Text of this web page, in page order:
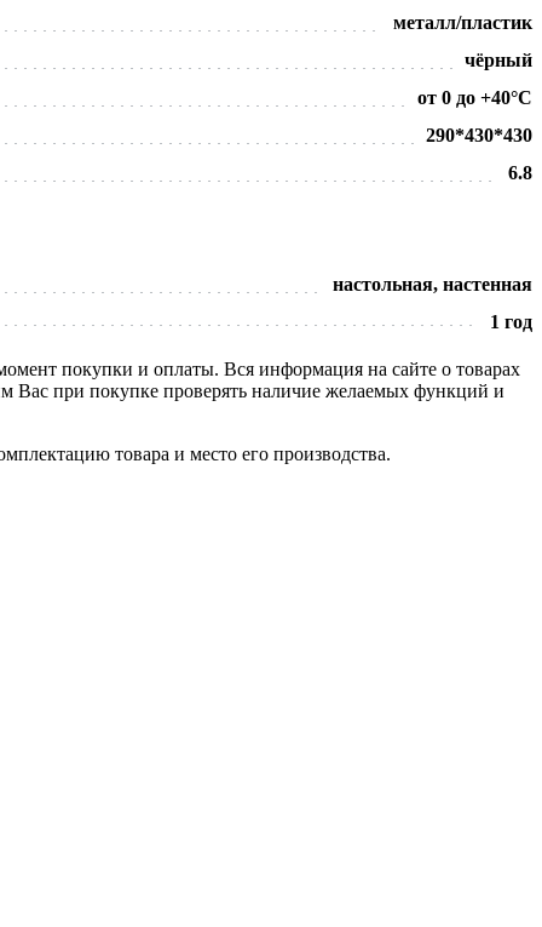
металл/пластик
чёрный
от 0 до +40°С
290*430*430
6.8
настольная, настенная
1 год
покупки и оплаты. Вся информация на сайте о товарах
Вас при покупке проверять наличие желаемых функций и
товара и место его производства.